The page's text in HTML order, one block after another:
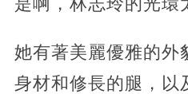
她有著美麗優雅的外
身材和修長的腿，以